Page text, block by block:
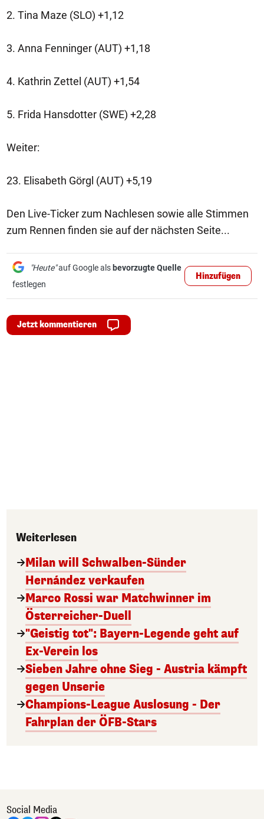
2. Tina Maze (SLO) +1,12
3. Anna Fenninger (AUT) +1,18
4. Kathrin Zettel (AUT) +1,54
5. Frida Hansdotter (SWE) +2,28
Weiter:
23. Elisabeth Görgl (AUT) +5,19
Den Live-Ticker zum Nachlesen sowie alle Stimmen
zum Rennen finden sie auf der nächsten Seite...
"Heute"auf Google als bevorzugte Quelle
festlegen
Hinzufügen
Jetzt kommentieren
Weiterlesen
Milan will Schwalben-Sünder
Hernández verkaufen
Marco Rossi war Matchwinner im
Österreicher-Duell
"Geistig tot": Bayern-Legende geht auf
Ex-Verein los
Sieben Jahre ohne Sieg - Austria kämpft
gegen Unserie
Champions-League Auslosung - Der
Fahrplan der ÖFB-Stars
Social Media